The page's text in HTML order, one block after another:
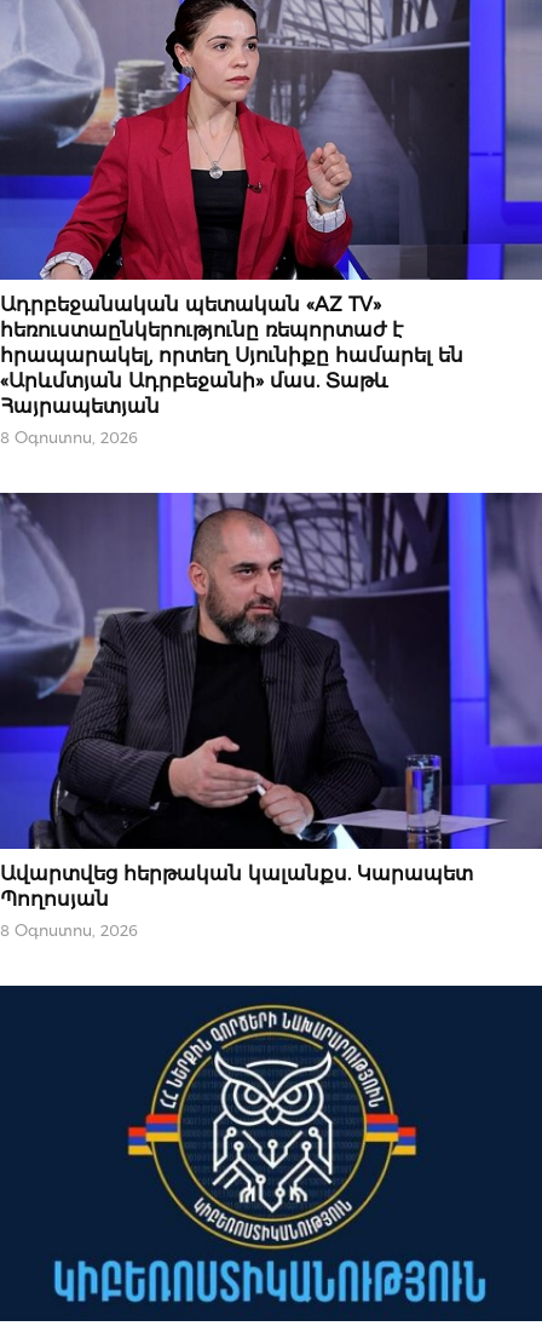
ՆՈՐՈՒԹՅՈՒՆՆԵՐ
Ադրբեջանական պետական «AZ TV»
հեռուստաընկերությունը ռեպորտաժ է
հրապարակել, որտեղ Սյունիքը համարել են
«Արևմտյան Ադրբեջանի» մաս. Տաթև
Հայրապետյան
8 Օգոստոս, 2026
ՆՈՐՈՒԹՅՈՒՆՆԵՐ
Ավարտվեց հերթական կալանքս. Կարապետ
Պողոսյան
8 Օգոստոս, 2026